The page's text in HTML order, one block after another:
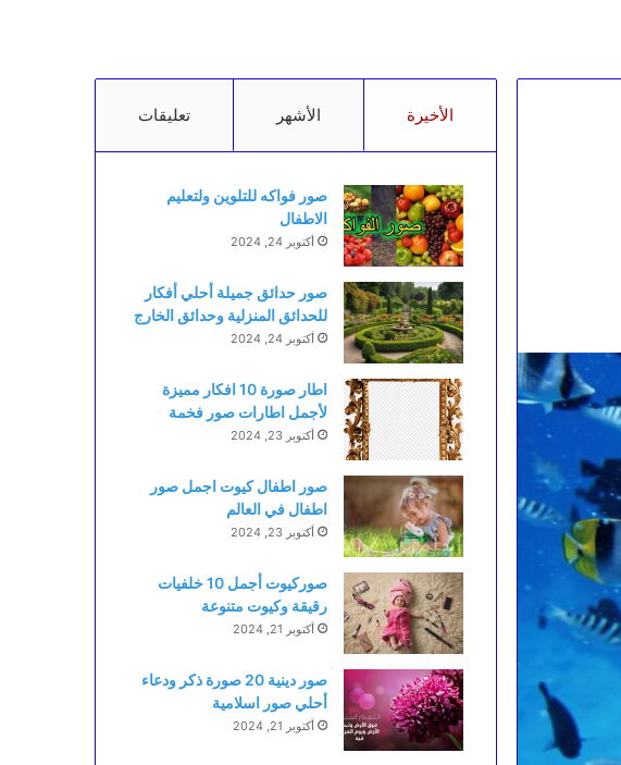
الأخيرة الأشهر تعليقات
صور فواكه للتلوين ولتعليم
الاطفال
أكتوبر 24, 2024
صور حدائق جميلة أحلي أفكار
للحدائق المنزلية وحدائق الخارج
أكتوبر 24, 2024
اطار صورة 10 افكار مميزة
لأجمل اطارات صور فخمة
أكتوبر 23, 2024
صور اطفال كيوت اجمل صور
اطفال في العالم
أكتوبر 23, 2024
صوركيوت أجمل 10 خلفيات
رقيقة وكيوت متنوعة
أكتوبر 21, 2024
صور دينية 20 صورة ذكر ودعاء
أحلي صور اسلامية
أكتوبر 21, 2024